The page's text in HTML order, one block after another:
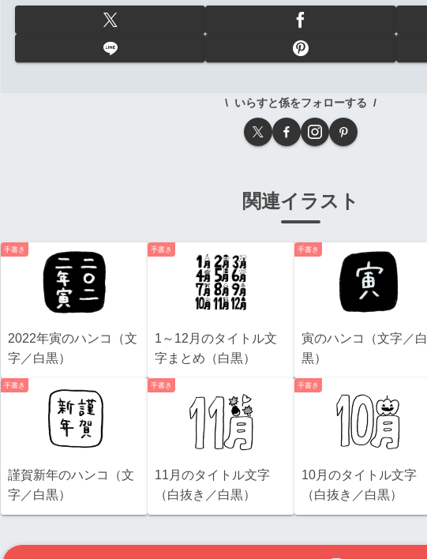
いらすと係をフォローする
関連イラスト
手書き
2022年寅のハンコ（文
字／白黒）
手書き
1～12月のタイトル文
字まとめ（白黒）
手書き
寅のハンコ（文字／白
黒）
手書き
謹賀新年のハンコ（文
字／白黒）
手書き
11月のタイトル文字
（白抜き／白黒）
手書き
10月のタイトル文字
（白抜き／白黒）